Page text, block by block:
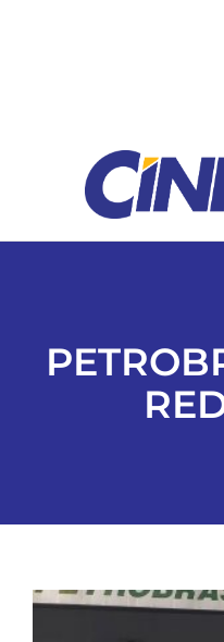
Classificados
EDIÇÕES EM PDF